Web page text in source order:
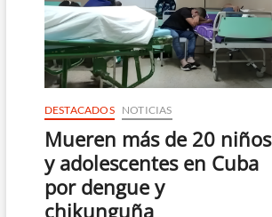
en
cinco
meses
por
dengue
y
chikunguña
DESTACADOS NOTICIAS
Mueren más de 20 niños
y adolescentes en Cuba
por dengue y
chikunguña